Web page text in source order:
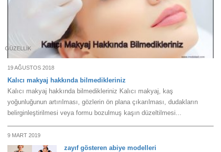
GÜZELLIK
19 AĞUSTOS 2018
Kalıcı makyaj hakkında bilmedikleriniz
Kalıcı makyaj hakkında bilmedikleriniz Kalıcı makyaj, kaş
yoğunluğunun artırılması, gözlerin ön plana çıkarılması, dudakların
belirginleştirilmesi veya formu bozulmuş kaşın düzeltilmesi...
9 MART 2019
zayıf gösteren abiye modelleri